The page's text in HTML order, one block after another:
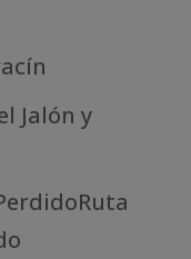
Jalón y